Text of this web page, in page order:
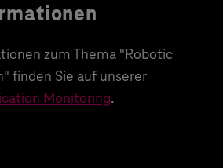
zum Thema "Robotic
finden Sie auf unserer
Monitoring.